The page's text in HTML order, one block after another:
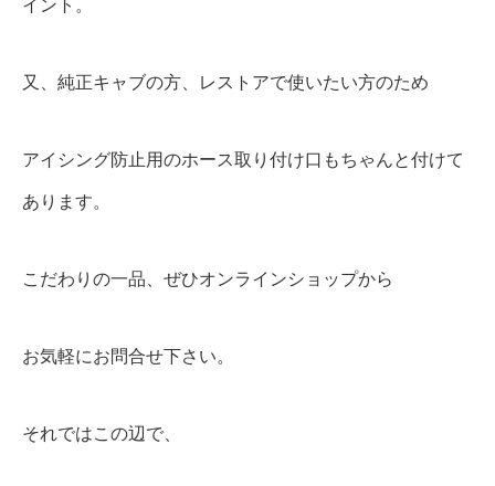
又、純正キャブの方、レストアで使いたい方のため
アイシング防止用のホース取り付け口もちゃんと付けて
あります。
こだわりの一品、ぜひオンラインショップから
お気軽にお問合せ下さい。
それではこの辺で、